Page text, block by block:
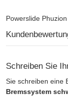
Powerslide
Schreiben Sie
Sie schreiben eine
Bremssystem